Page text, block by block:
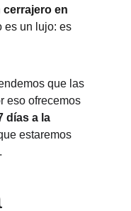
cerrajero en
es un lujo: es
que las
eso ofrecemos
días a la
estaremos